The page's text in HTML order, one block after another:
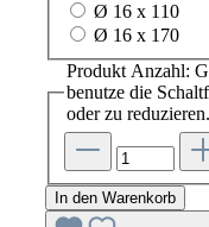
Ø 16 x 110
Ø 16 x 170
Produkt Anzahl:
benutze die
oder zu reduzieren.
In den Warenkorb